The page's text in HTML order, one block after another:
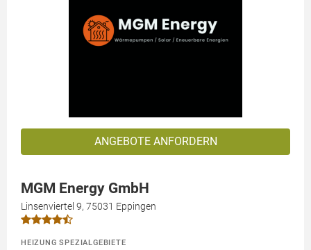
ANGEBOTE ANFORDERN
MGM Energy GmbH
Linsenviertel 9, 75031 Eppingen
HEIZUNG SPEZIALGEBIETE